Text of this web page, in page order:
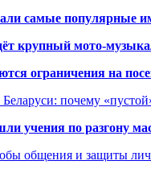
самые популярные
крупный мото-
ограничения на
Беларуси: почему
учения по разгону
общения и защиты